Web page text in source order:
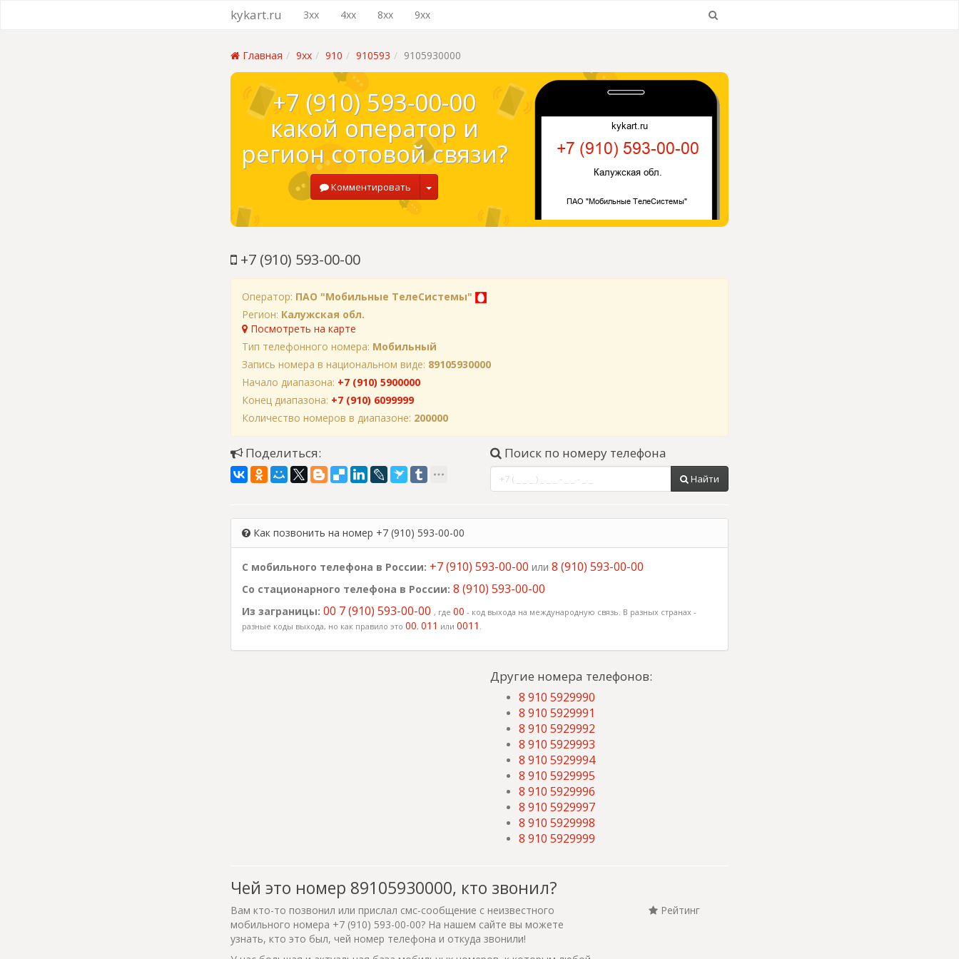
kykart.ru 3xx 4xx 8xx 9xx
Главная 9xx 910 910593 9105930000
+7 (910) 593-00-00
какой оператор и
регион сотовой связи?
Комментировать
+7 (910) 593-00-00
Оператор: ПАО "Мобильные ТелеСистемы"
Регион: Калужская обл.
Посмотреть на карте
Тип телефонного номера: Мобильный
Запись номера в национальном виде: 89105930000
Начало диапазона: +7 (910) 5900000
Конец диапазона: +7 (910) 6099999
Количество номеров в диапазоне: 200000
Поделиться: Поиск по номеру телефона
Найти
Как позвонить на номер +7 (910) 593-00-00
С мобильного телефона в России: +7 (910) 593-00-00 или 8 (910) 593-00-00
Со стационарного телефона в России: 8 (910) 593-00-00
Из заграницы: 00 7 (910) 593-00-00 , где 00 - код выхода на международную связь. В разных странах -
разные коды выхода, но как правило это 00, 011 или 0011 .
Другие номера телефонов:
8 910 5929990
8 910 5929991
8 910 5929992
8 910 5929993
8 910 5929994
8 910 5929995
8 910 5929996
8 910 5929997
8 910 5929998
8 910 5929999
Чей это номер 89105930000, кто звонил?
Вам кто-то позвонил или прислал смс-сообщение с неизвестного
мобильного номера +7 (910) 593-00-00? На нашем сайте вы можете
узнать, кто это был, чей номер телефона и откуда звонили!
Рейтинг